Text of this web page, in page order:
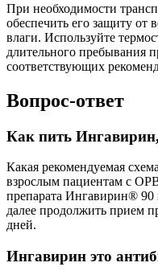
При необходимости
обеспечить его защиту от
влаги. Используйте
длительного пребывания
соответствующих
Вопрос-ответ
Как пить
Какая рекомендуемая
взрослым пациентам с
препарата Ингавирин® 90
далее продолжить прием
дней.
Ингавирин это